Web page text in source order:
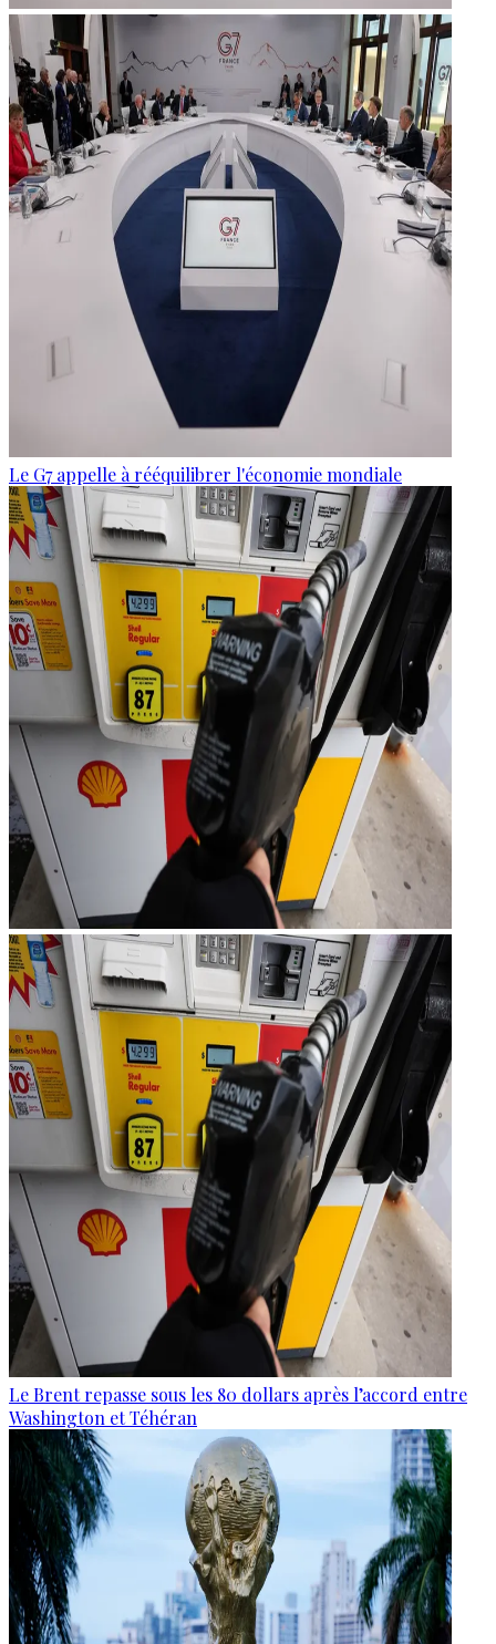
Le G7 appelle à rééquilibrer l'économie mondiale
Le Brent repasse sous les 80 dollars après l’accord entre
Washington et Téhéran